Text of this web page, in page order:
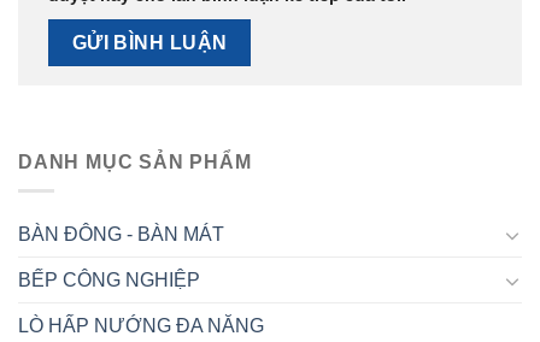
DANH MỤC SẢN PHẨM
BÀN ĐÔNG - BÀN MÁT
BẾP CÔNG NGHIỆP
LÒ HẤP NƯỚNG ĐA NĂNG